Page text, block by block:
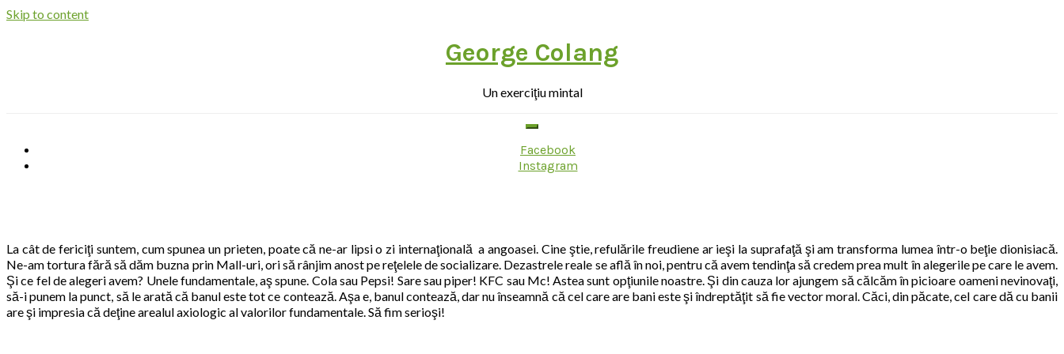
Skip to content
George Colang
Un exerciţiu mintal
Facebook
Instagram
La cât de fericiţi suntem, cum spunea un prieten, poate că ne-ar lipsi o zi internaţională a angoasei. Cine ştie, refulările freudiene ar ieşi la suprafaţă şi am transforma lumea într-o beţie dionisiacă.
Ne-am tortura fără să dăm buzna prin Mall-uri, ori să rânjim anost pe reţelele de socializare. Dezastrele reale se află în noi, pentru că avem tendinţa să credem prea mult în alegerile pe care le avem.
Şi ce fel de alegeri avem? Unele fundamentale, aş spune. Cola sau Pepsi! Sare sau piper! KFC sau Mc! Astea sunt opţiunile noastre. Şi din cauza lor ajungem să călcăm în picioare oameni nevinovaţi,
să-i punem la punct, să le arată că banul este tot ce contează. Aşa e, banul contează, dar nu înseamnă că cel care are bani este şi îndreptăţit să fie vector moral. Căci, din păcate, cel care dă cu banii
are şi impresia că deţine arealul axiologic al valorilor fundamentale. Să fim serioşi!